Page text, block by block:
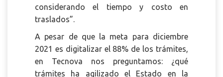
considerando el tiempo y costo en
traslados”.
A pesar de que la meta para diciembre
2021 es digitalizar el 88% de los trámites,
en Tecnova nos preguntamos: ¿qué
trámites ha agilizado el Estado en la